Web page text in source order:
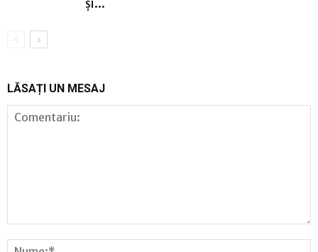
și...
LĂSAȚI UN MESAJ